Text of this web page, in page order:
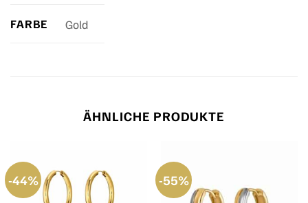
FARBE Gold
ÄHNLICHE PRODUKTE
-44% -55%